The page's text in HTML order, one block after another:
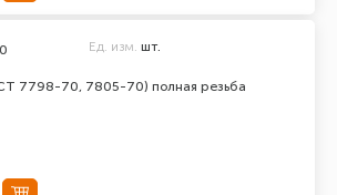
7798-70, 7805-70) полная резьба
Ед. изм. шт.